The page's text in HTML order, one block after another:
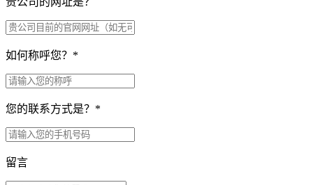
如何称呼您？ *
您的联系方式是？ *
留言